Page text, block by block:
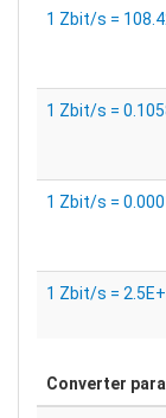
1 Zbit/s =
1 Zbit/s =
1 Zbit/s =
1 Zbit/s =
Converter para